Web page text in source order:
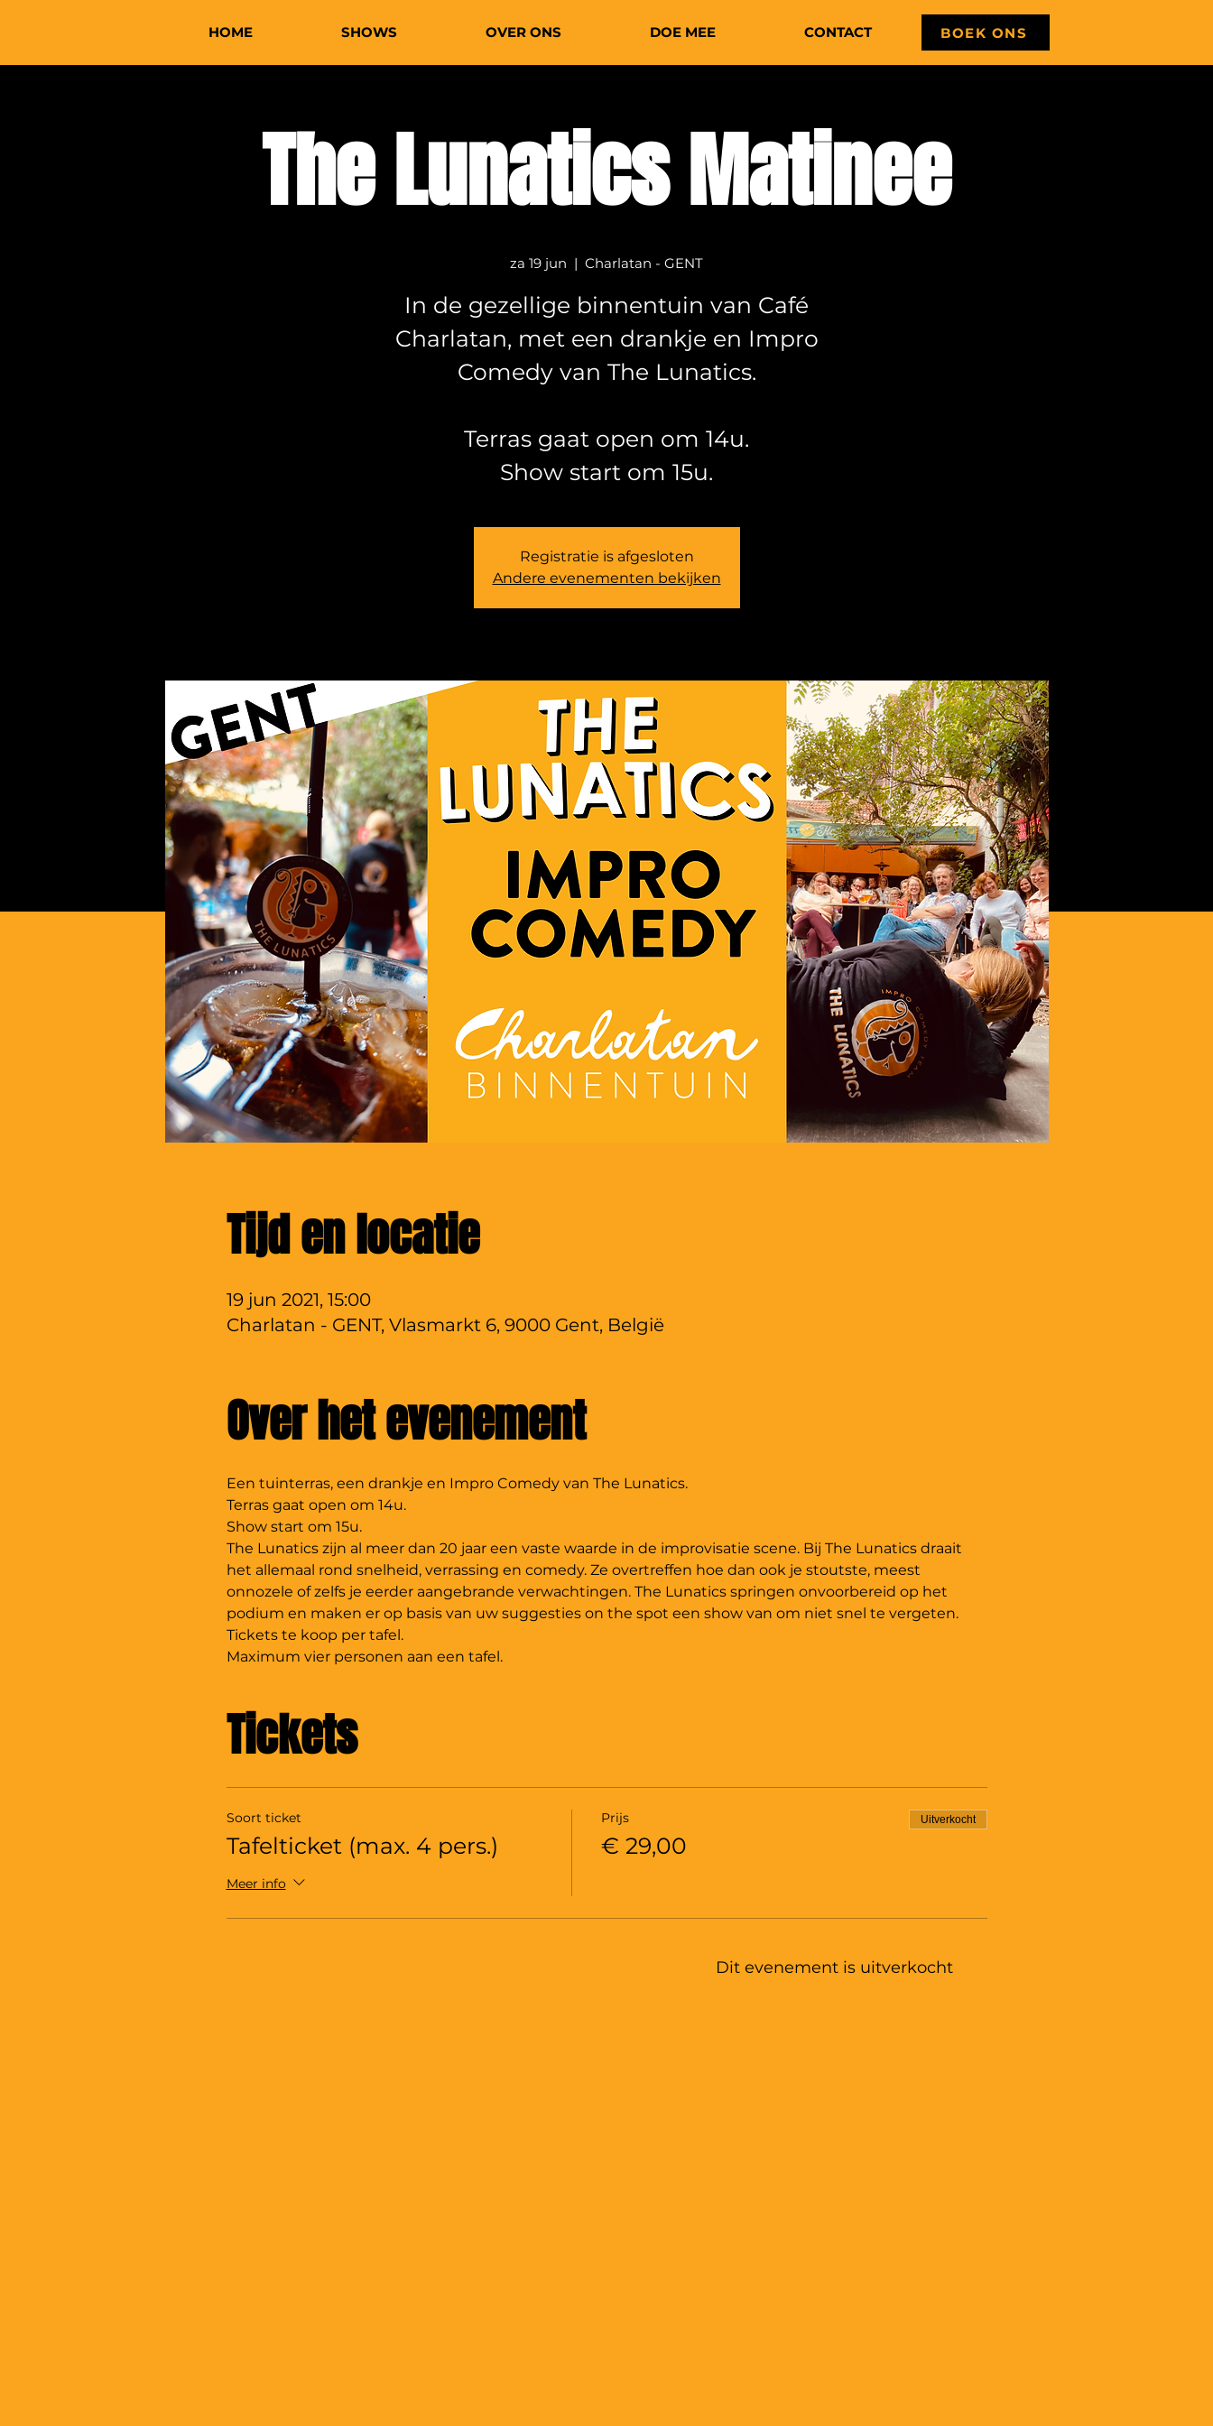
HOME SHOWS OVER ONS DOE MEE CONTACT BOEK ONS
The Lunatics Matinee
za 19 jun
  |
Charlatan - GENT
In de gezellige binnentuin van Café
Charlatan, met een drankje en Impro
Comedy van The Lunatics.
Terras gaat open om 14u.
Registratie is afgesloten
Andere evenementen bekijken
Tijd en locatie
19 jun 2021, 15:00
Charlatan - GENT, Vlasmarkt 6, 9000 Gent, België
Over het evenement
Een tuinterras, een drankje en Impro Comedy van The Lunatics.
Terras gaat open om 14u.
Show start om 15u.
The Lunatics zijn al meer dan 20 jaar een vaste waarde in de improvisatie scene. Bij The Lunatics draait
het allemaal rond snelheid, verrassing en comedy. Ze overtreffen hoe dan ook je stoutste, meest
onnozele of zelfs je eerder aangebrande verwachtingen. The Lunatics springen onvoorbereid op het
podium en maken er op basis van uw suggesties on the spot een show van om niet snel te vergeten.
Tickets te koop per tafel.
Maximum vier personen aan een tafel.
Tickets
Soort ticket
Tafelticket (max. 4 pers.)
Meer info
Prijs
€ 29,00
Uitverkocht
Dit evenement is uitverkocht